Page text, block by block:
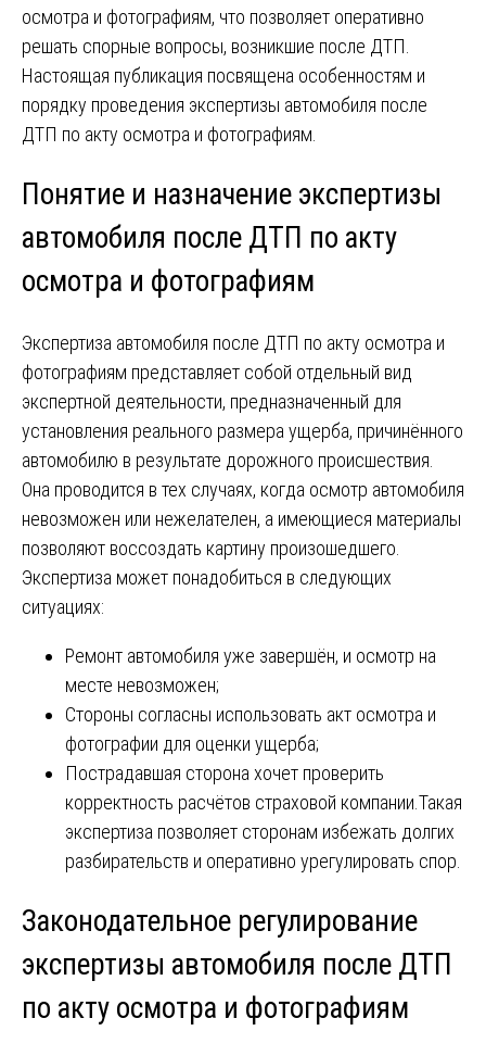
осмотра и фотографиям, что позволяет оперативно
решать спорные вопросы, возникшие после ДТП.
Настоящая публикация посвящена особенностям и
порядку проведения экспертизы автомобиля после
ДТП по акту осмотра и фотографиям.
Понятие и назначение экспертизы
автомобиля после ДТП по акту
осмотра и фотографиям
Экспертиза автомобиля после ДТП по акту осмотра и
фотографиям представляет собой отдельный вид
экспертной деятельности, предназначенный для
установления реального размера ущерба, причинённого
автомобилю в результате дорожного происшествия.
Она проводится в тех случаях, когда осмотр автомобиля
невозможен или нежелателен, а имеющиеся материалы
позволяют воссоздать картину произошедшего.
Экспертиза может понадобиться в следующих
ситуациях:
Ремонт автомобиля уже завершён, и осмотр на
месте невозможен;
Стороны согласны использовать акт осмотра и
фотографии для оценки ущерба;
Пострадавшая сторона хочет проверить
корректность расчётов страховой компании.Такая
экспертиза позволяет сторонам избежать долгих
разбирательств и оперативно урегулировать спор.
Законодательное регулирование
экспертизы автомобиля после ДТП
по акту осмотра и фотографиям